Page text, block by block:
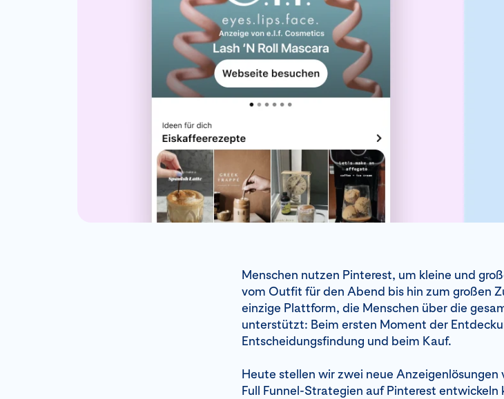
Menschen nutzen Pinterest, um kleine und
vom Outfit für den Abend bis hin zum großen
einzige Plattform, die Menschen über die
unterstützt: Beim ersten Moment der
Entscheidungsfindung und beim Kauf.
Heute stellen wir zwei neue
Full Funnel-Strategien auf Pinterest